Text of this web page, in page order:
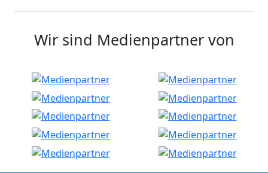
Wir sind Medienpartner von